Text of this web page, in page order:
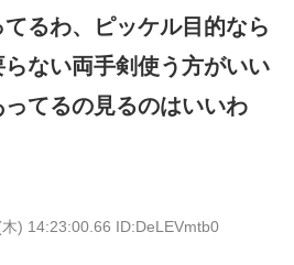
るわ、ピッケル目的なら
ない両手剣使う方がいい
てるの見るのはいいわ
) 14:23:00.66 ID:DeLEVmtb0